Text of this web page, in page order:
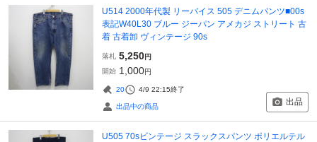
U514 2000年代製 リーバイス 505 デニムパンツ■00s
表記W40L30 ブルー ジーパン アメカジ ストリート 古
着 古着卸 ヴィンテージ 90s
落札 5,250円
開始 1,000円
20 4/9 22:15終了
出品中の商品 出品
U505 70sビンテージ スラックスパンツ ポリエルテル